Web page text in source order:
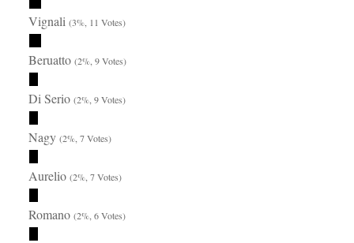
Vignali(3%, 11 Votes)
Beruatto(2%, 9 Votes)
Di Serio(2%, 9 Votes)
Nagy(2%, 7 Votes)
Aurelio(2%, 7 Votes)
Romano(2%, 6 Votes)